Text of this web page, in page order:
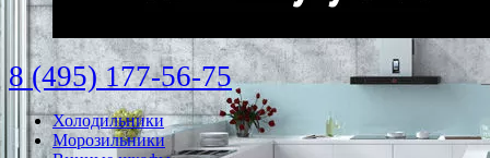
8 (495) 177-56-75
Холодильники
Морозильники